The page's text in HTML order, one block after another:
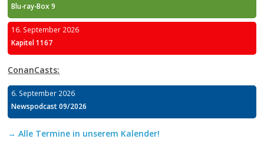
Blu-ray-Box 9
16. September 2026
Kapitel 1167
ConanCasts:
6. September 2026
Newspodcast 09/2026
→ Alle Termine in unserem Kalender!